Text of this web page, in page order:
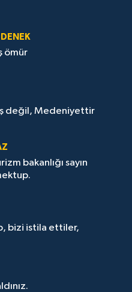
ömür
değil, Medeniyettir
bakanlığı sayın
bizi istila ettiler,